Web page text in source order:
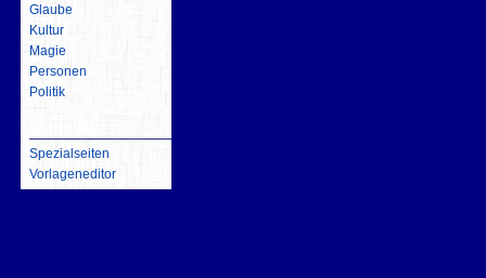
Glaube
Kultur
Magie
Personen
Politik
Spezialseiten
Vorlageneditor